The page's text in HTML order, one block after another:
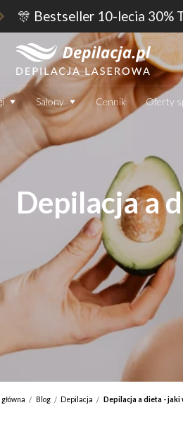
🎊 Bestseller 10-lecia 30%
Salony Cennik Oferty
Depilacja a
/ Blog / Depilacja / Depilacja a dieta - jaki